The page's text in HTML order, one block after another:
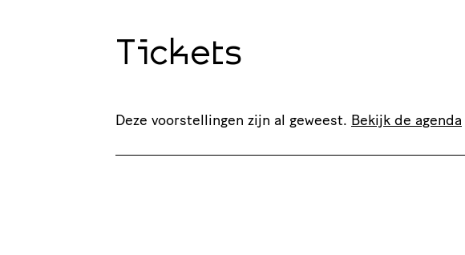
Tickets
Deze voorstellingen zijn al geweest. Bekijk de agenda